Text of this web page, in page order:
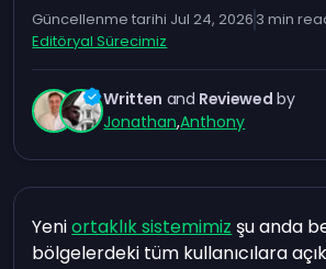
Güncellenme tarihi Jul 24, 2026 3 min
Editöryal Sürecimiz
Written and Reviewed by
Jonathan,Anthony
Yeniortaklık sistemimiz şu anda
bölgelerdeki tüm kullanıcılara